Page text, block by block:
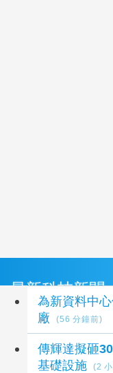
最新科技新聞
為新資料中
廠
(56 分鐘前)
傳輝達擬砸
基礎設施
(2